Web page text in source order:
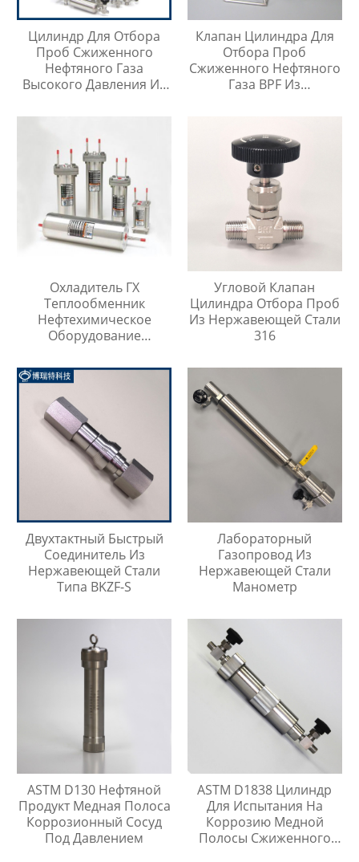
Цилиндр Для Отбора
Проб Сжиженного
Нефтяного Газа
Высокого Давления Из
Клапан Цилиндра Для
Отбора Проб
Сжиженного Нефтяного
Газа BPF Из
Охладитель ГХ
Теплообменник
Нефтехимическое
Оборудование
Угловой Клапан
Цилиндра Отбора Проб
Из Нержавеющей Стали
316
Двухтактный Быстрый
Соединитель Из
Нержавеющей Стали
Типа BKZF-S
Лабораторный
Газопровод Из
Нержавеющей Стали
Манометр
ASTM D130 Нефтяной
Продукт Медная Полоса
Коррозионный Сосуд
Под Давлением
ASTM D1838 Цилиндр
Для Испытания На
Коррозию Медной
Полосы Сжиженного